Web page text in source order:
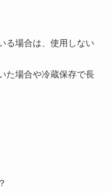
る場合は、使用しない
た場合や冷蔵保存で長